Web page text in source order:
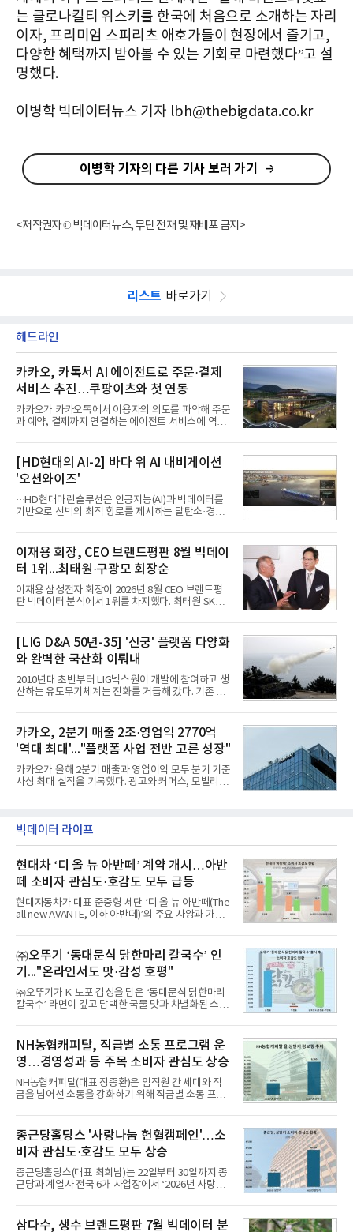
는 클로나킬티 위스키를 한국에 처음으로 소개하는 자리
이자, 프리미엄 스피리츠 애호가들이 현장에서 즐기고,
다양한 혜택까지 받아볼 수 있는 기회로 마련했다”고 설
명했다.
이병학 빅데이터뉴스 기자 lbh@thebigdata.co.kr
이병학 기자의 다른 기사 보러 가기
<저작권자 © 빅데이터뉴스, 무단 전재 및 재배포 금지>
리스트 바로가기
헤드라인
카카오, 카톡서 AI 에이전트로 주문·결제
서비스 추진…쿠팡이츠와 첫 연동
카카오가 카카오톡에서 이용자의 의도를 파악해 주문
과 예약, 결제까지 연결하는 에이전트 서비스에 역량
행 등으로 적용 범위를 넓혀 AI를 새로운 톡비즈 성장
축으로 만들겠다는 구상이다.정신아 카카오 대표는 6
일 열린 2분기 실적 발표 컨퍼런스콜에서 "AI는 톡비
즈 성장 재점화의 핵심이자 주요 매출원으로 자리 잡
을 것"이라며 이같은 AI 사업 전략을 공개했다. 카카
오는 이날 함께 발표한 2분기 연결 매출이 전년 동기
대비 9% 증가한 2조985억원, 영업이익은 36% 늘어
17% 증가하
[HD현대의 AI-2] 바다 위 AI 내비게이션
'오션와이즈'
···HD현대마린슬루선은 인공지능(AI)과 빅데이터를
기반으로 선박의 최적 항로를 제시하는 탈탄소·경제
장비 설치 없이 일고리즘 만으로 선박의 탄소 배출량
을 모니터링 및 예측하며, 연료 소비를 최소화하는 운
항 가이드라인을 제공한다.오션와이즈의 핵심 기능은
CI(탄소집약도지수) 실시간 관리 예측, 시 기반 최적
항로 추천, 선단 관리 등이다. HD현대오일뱅크와의
실증에서는 총 13개 구간, 10만6000km 항해를 통해
평균 5.3%의 연료 질감 효과를 입증했다. 이는 연간 1
의 핵심
이재용 회장, CEO 브랜드평판 8월 빅데이
터 1위...최태원·구광모 회장순
이재용 삼성전자 회장이 2026년 8월 CEO 브랜드평
판 빅데이터 분석에서 1위를 차지했다. 최태원 SK그
국기업평판연구소(소장 구창환)는 빅데이터뉴스와
함께 60명의 CEO 브랜드를 대상으로 2026년 7월 6
일부터 8월 6일까지 수집된 소비자 빅데이터
7,395,735건을 분석한 결과, 삼성 이재용 회장이 브
랜드평판지수 1,984,715를 기록하며 8월 1위에 올랐
다고 밝혔다. 분석에 활용된 빅데이터는 지난 7월
(14,233,797건) 대비 48.04% 감소한 수치다.8월
김승연, 이재현, 강호동, 김범수, 양종
[LIG D&A 50년-35] '신궁' 플랫폼 다양화
와 완벽한 국산화 이뤄내
2010년대 초반부터 LIG넥스원이 개발에 참여하고 생
산하는 유도무기체계는 진화를 거듭해 갔다. 기존 무
용도가 떨어지는 재래식 무기를 새롭게 활용하는 방
안이 강구됐다. 또 핵심 구성품 국산화를 통해 수출상
의 제약을 해소하고자 노력했다. 이러한 LIG넥스원의
신기술 개발 성과가 집약된 무기체계가 바로 휴대용
지대공 유도무기 ‘신궁’이다.신궁은 이미 2009년 수
출을 위한 개량형 멀티런처 개발을 완료함으로써 기
능 다양화와 계열화 가능성을 선보인 바 있었다. 이번
부터 진행됐
카카오, 2분기 매출 2조·영업익 2770억
'역대 최대'..."플랫폼 사업 전반 고른 성장"
카카오가 올해 2분기 매출과 영업이익 모두 분기 기준
사상 최대 실적을 기록했다. 광고와 커머스, 모빌리
전년 동기 대비 매출은 9%, 영업이익은 36% 늘어난
한 기준으로 산출됐다. 지난해 2분기 매출은 1조9175
억원, 영업이익은 2039억원이었다.플랫폼 부문 매출
은 1조2303억원으로 전년 동기 대비 17% 증가했다.
카카오톡 내 광고와 커머스 사업을 아우르는 톡비즈
매출은 6432억원
빅데이터 라이프
현대차 ‘디 올 뉴 아반떼’ 계약 개시…아반
떼 소비자 관심도·호감도 모두 급등
현대자동차가 대표 준중형 세단 ‘디 올 뉴 아반떼(The
all new AVANTE, 이하 아반떼)’의 주요 사양과 가격
떼는 6년 만에 선보이는 8세대 완전변경 모델로, ▲정
교한 선과 면을 중심으로 완성한 파격적인 디자인 ▲
과거 중형 세단 수준으로 확대된 차체 제원 ▲글로벌
최고 수준의 안전성 ▲성능과 효율을 동시에 높인 주
행 완성도 ▲첨단 편의 및 디지털 사양 적용 등을 통해
글로벌 준중형 세단의 새로운 기준을 세웠다.아반떼
는 가솔린 2.0과 1.6 하이브리드 두 가지 파워트레인
넘
㈜오뚜기 ‘동대문식 닭한마리 칼국수’ 인
기..."온라인서도 맛·감성 호평"
㈜오뚜기가 K-노포 감성을 담은 ‘동대문식 닭한마리
칼국수’ 라면이 깊고 담백한 국물 맛과 차별화된 스토
혔다.‘동대문식 닭한마리 칼국수’는 예상을 뛰어넘는
소비자 호응에 힘입어 지난 7월 13일 첫 선을 보인 지
단 18일 만에 누적 판매량 50만 개를 돌파하는 성과를
거두었다.이번 신제품은 개발진이 전국의 닭한마리
전문점을 직접 찾아 다니며 최적의 육수 비율을 완성
했다. 자극적이지 않으면서도 깊은 닭육수에 마늘의
개운한 풍미를 더했으며, 국물이 잘 배어들면서도 쫄
서도
NH농협캐피탈, 직급별 소통 프로그램 운
영…경영성과 등 주목 소비자 관심도 상승
NH농협캐피탈(대표 장종환)은 임직원 간 세대와 직
급을 넘어선 소통을 강화하기 위해 직급별 소통 프로
부터 30일까지 서울 원센티널 NH농협캐피탈타워 22
층에서 운영했다고 31일 밝혔다.이번 프로그램은 경
영지원부 홍보팀과 2026년 새로이(e)＊가 공동 주관
했으며, ▲팀장·부장(7.27), ▲계장·주임(7.28), ▲과
장·차장(7.29), ▲대리(7.30) 등 직급별로 총 4회에 걸
쳐 진행됐다.참고로 새로이(e)는 NH농협캐피탈 MZ
세대들로(과장~계장) 구성된 자율 참여조직으로, 조
반에 전파하는 역할
종근당홀딩스 '사랑나눔 헌혈캠페인'…소
비자 관심도·호감도 모두 상승
종근당홀딩스(대표 최희남)는 22일부터 30일까지 종
근당과 계열사 전국 6개 사업장에서 ‘2026년 사랑나
인은 장마와 폭염, 여름휴가 등으로 헌혈 참여가 줄어
드는 시기에 안정적 혈액 수급에 기여하고 생명나눔
삼다수, 생수 브랜드평판 7월 빅데이터 분